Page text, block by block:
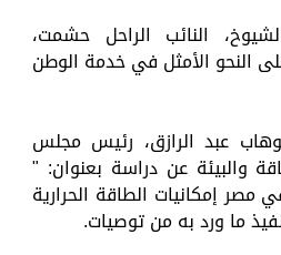
النائب الراحل حشمت،
النحو الأمثل في خدمة الوطن
عبد الرازق، رئيس مجلس
والبيئة عن دراسة بعنوان: "
مصر إمكانيات الطاقة الحرارية
ما ورد به من توصيات.